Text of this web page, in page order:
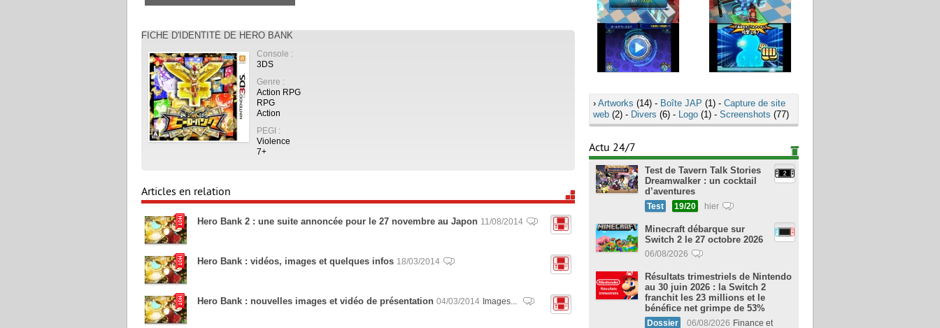
FICHE D'IDENTITÉ DE HERO BANK
Console :
3DS
Genre :
Action RPG
RPG
Action
PEGI :
Violence
7+
Articles en relation
Hero Bank 2 : une suite annoncée pour le 27 novembre au Japon 11/08/2014
Hero Bank : vidéos, images et quelques infos 18/03/2014
Hero Bank : nouvelles images et vidéo de présentation 04/03/2014 Images...
› Artworks (14) - Boîte JAP (1) - Capture de site
web (2) - Divers (6) - Logo (1) - Screenshots (77)
Actu 24/7
Test de Tavern Talk Stories
Dreamwalker : un cocktail
d’aventures
Test 19/20 hier
Minecraft débarque sur
Switch 2 le 27 octobre 2026
06/08/2026
Résultats trimestriels de Nintendo
au 30 juin 2026 : la Switch 2
franchit les 23 millions et le
bénéfice net grimpe de 53%
Dossier 06/08/2026 Finance et